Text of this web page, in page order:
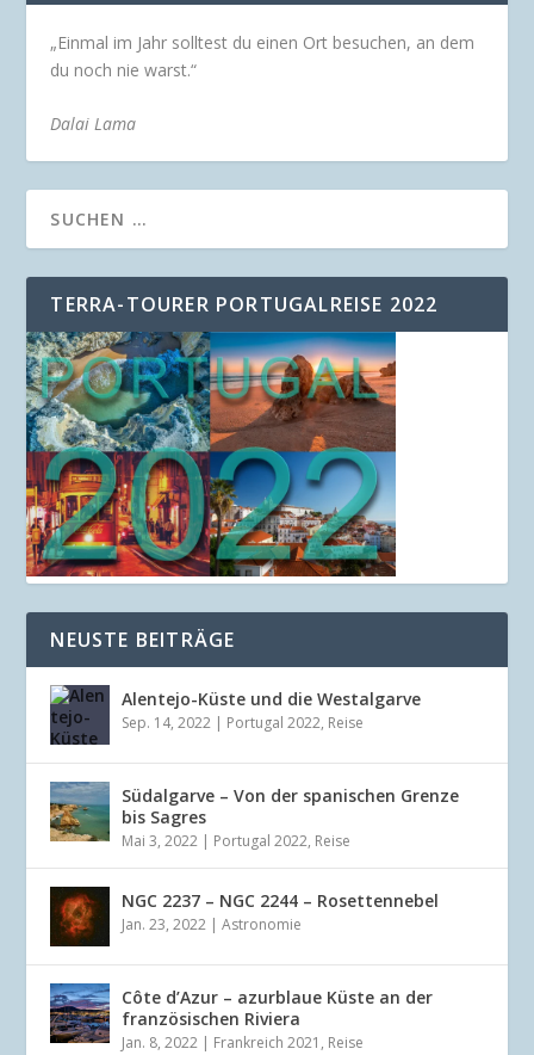
„Einmal im Jahr solltest du einen Ort besuchen, an dem
du noch nie warst.“
Dalai Lama
TERRA-TOURER PORTUGALREISE 2022
NEUSTE BEITRÄGE
Alentejo-Küste und die Westalgarve
Sep. 14, 2022 | Portugal 2022, Reise
Südalgarve – Von der spanischen Grenze
bis Sagres
Mai 3, 2022 | Portugal 2022, Reise
NGC 2237 – NGC 2244 – Rosettennebel
Jan. 23, 2022 |Astronomie
Côte d’Azur – azurblaue Küste an der
französischen Riviera
Jan. 8, 2022 | Frankreich 2021 , Reise